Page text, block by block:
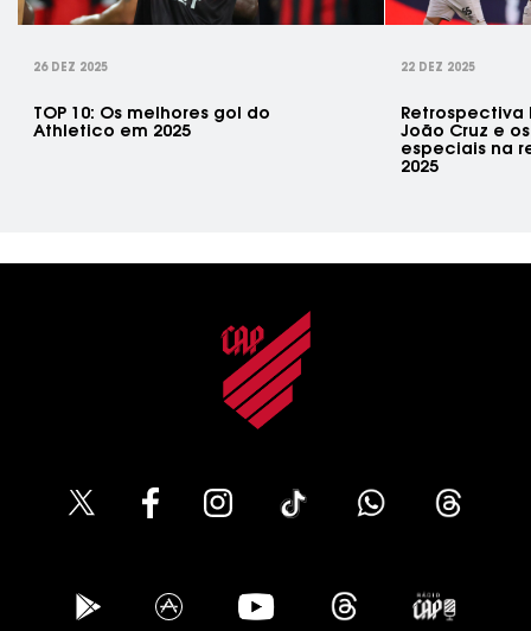
26 DEZ 2025
TOP 10: Os melhores gol do
Athletico em 2025
22 DEZ 2025
Retrospectiva
João Cruz e
especiais na
2025